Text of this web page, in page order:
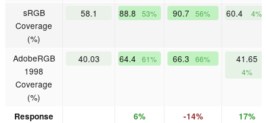
sRGB
Coverage
(%)
58.1 88.8 53% 90.7 56% 60.4 4%
AdobeRGB
1998
Coverage
(%)
40.03 64.4 61% 66.3 66% 41.65
4%
Response
6% -14% 17%